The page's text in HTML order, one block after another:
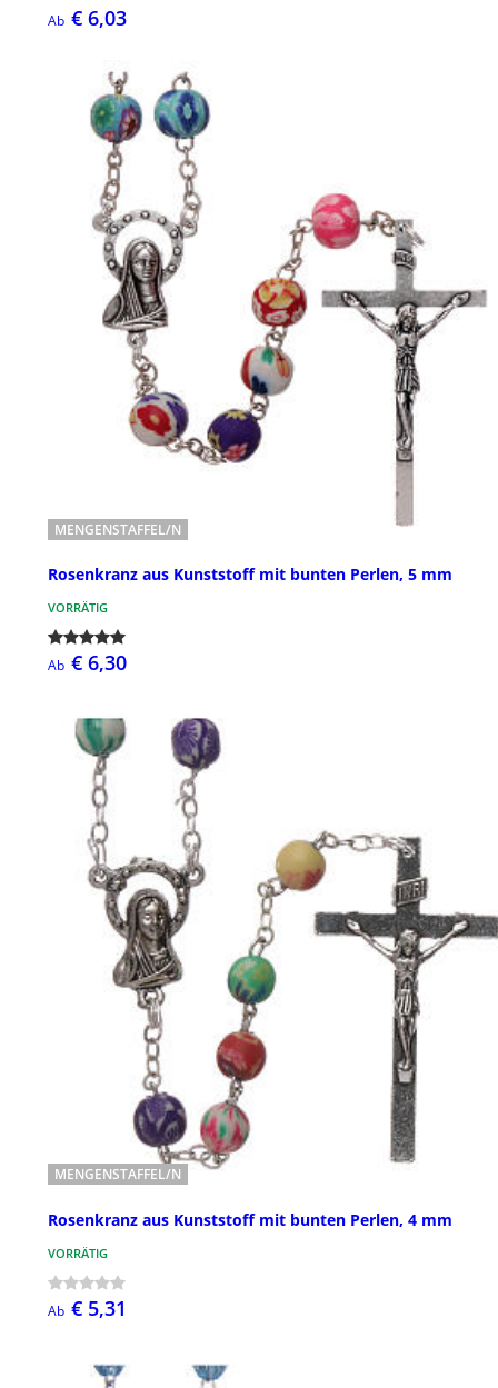
Ab € 6,03
MENGENSTAFFEL/N
Rosenkranz aus Kunststoff mit bunten Perlen, 5 mm
VORRÄTIG
Ab € 6,30
MENGENSTAFFEL/N
Rosenkranz aus Kunststoff mit bunten Perlen, 4 mm
VORRÄTIG
Ab € 5,31